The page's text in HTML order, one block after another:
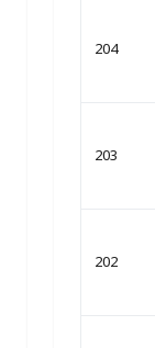
204
203
202